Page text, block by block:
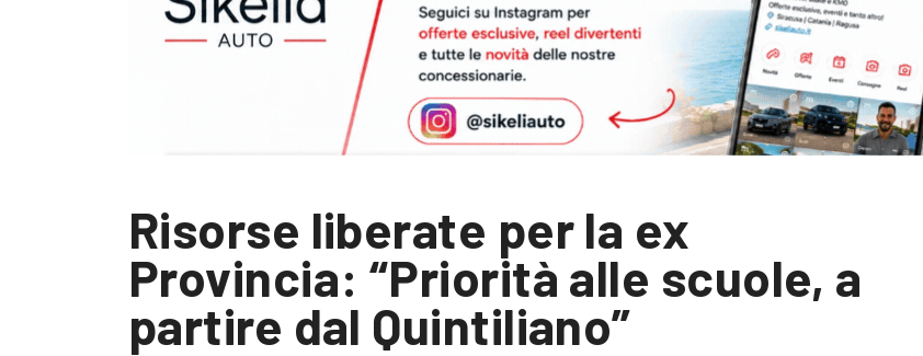
Risorse liberate per la ex
Provincia: “Priorità alle scuole, a
partire dal Quintiliano”